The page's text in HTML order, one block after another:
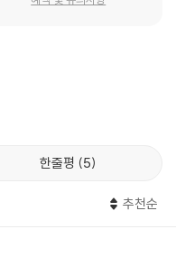
없습니다.
학)
되어 출간된 것을 기쁘게 생각
연을 이해했는가를 보여주는
학교 교수로 사역했던 차영배
뱅에 의해서 새롭게 제공되
한줄평 5
추천순